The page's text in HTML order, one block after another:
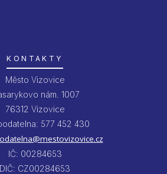
KONTAKTY
Město Vizovice
nám. 1007
76312 Vizovice
577 452 430
IČ: 00284653
DIČ: CZ00284653